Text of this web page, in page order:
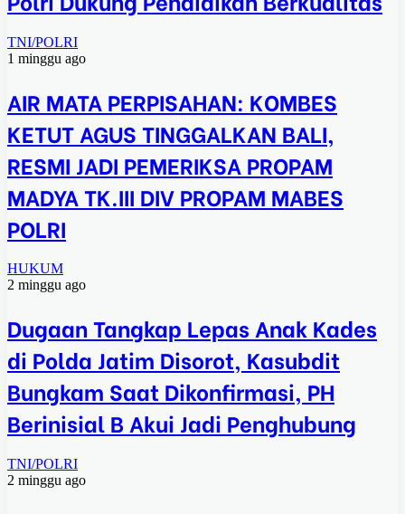
TNI/POLRI
1 minggu ago
AIR MATA PERPISAHAN: KOMBES
KETUT AGUS TINGGALKAN BALI,
RESMI JADI PEMERIKSA PROPAM
MADYA TK.III DIV PROPAM MABES
POLRI
HUKUM
2 minggu ago
Dugaan Tangkap Lepas Anak Kades
di Polda Jatim Disorot, Kasubdit
Bungkam Saat Dikonfirmasi, PH
Berinisial B Akui Jadi Penghubung
TNI/POLRI
2 minggu ago